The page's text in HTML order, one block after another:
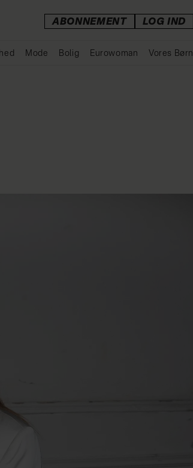
ABONNEMENT LOG IND
Mode Bolig Eurowoman Vores Børn